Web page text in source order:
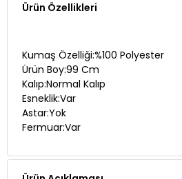
Ürün Özellikleri
Kumaş Özelliği:%100 Polyester
Ürün Boy:99 Cm
Kalıp:Normal Kalıp
Esneklik:Var
Astar:Yok
Fermuar:Var